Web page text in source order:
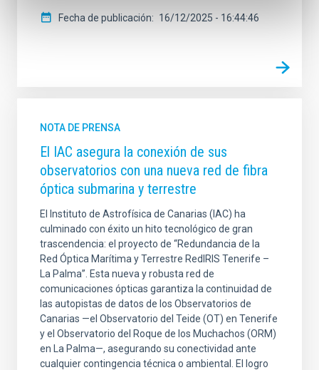
Fecha de publicación 16/12/2025 - 16:44:46
NOTA DE PRENSA
El IAC asegura la conexión de sus
observatorios con una nueva red de fibra
óptica submarina y terrestre
El Instituto de Astrofísica de Canarias (IAC) ha
culminado con éxito un hito tecnológico de gran
trascendencia: el proyecto de “Redundancia de la
Red Óptica Marítima y Terrestre RedIRIS Tenerife –
La Palma”. Esta nueva y robusta red de
comunicaciones ópticas garantiza la continuidad de
las autopistas de datos de los Observatorios de
Canarias —el Observatorio del Teide (OT) en Tenerife
y el Observatorio del Roque de los Muchachos (ORM)
en La Palma—, asegurando su conectividad ante
cualquier contingencia técnica o ambiental. El logro